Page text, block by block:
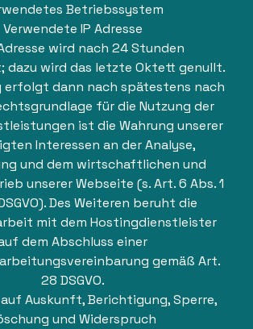
Betriebssystem
Verwendete IP Adresse
wird nach 24 Stunden
dazu wird das letzte Oktett genullt.
erfolgt dann nach spätestens nach
für die Nutzung der
ist die Wahrung unserer
Interessen an der Analyse,
und dem wirtschaftlichen und
unserer Webseite (s. Art. 6 Abs. 1
Des Weiteren beruht die
mit dem Hostingdienstleister
dem Abschluss einer
gemäß Art.
28 DSGVO.
Auskunft, Berichtigung, Sperre,
und Widerspruch